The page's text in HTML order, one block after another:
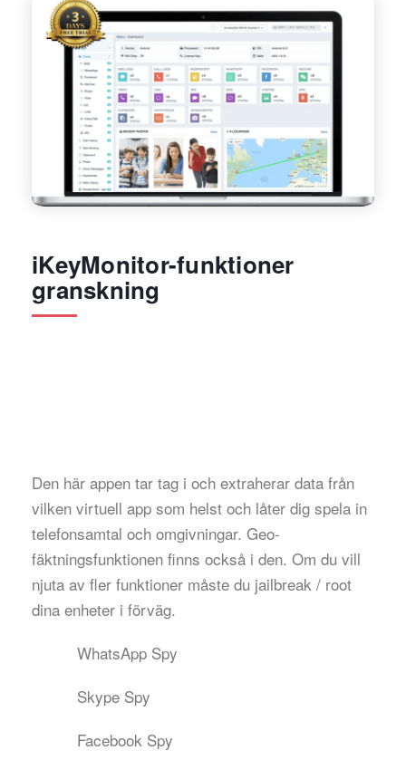
iKeyMonitor-funktioner
granskning
Den här appen tar tag i och extraherar data från
vilken virtuell app som helst och låter dig spela in
telefonsamtal och omgivningar. Geo-
fäktningsfunktionen finns också i den. Om du vill
njuta av fler funktioner måste du jailbreak / root
dina enheter i förväg.
WhatsApp Spy
Skype Spy
Facebook Spy